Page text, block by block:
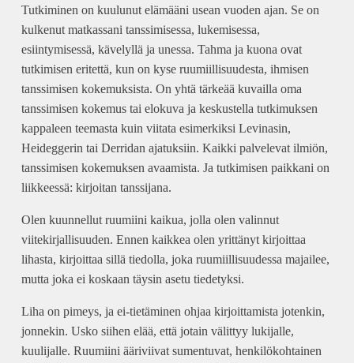
Tutkiminen on kuulunut elämääni usean vuoden ajan. Se on
kulkenut matkassani tanssimisessa, lukemisessa,
esiintymisessä, kävelyllä ja unessa. Tahma ja kuona ovat
tutkimisen eritettä, kun on kyse ruumiillisuudesta, ihmisen
tanssimisen kokemuksista. On yhtä tärkeää kuvailla oma
tanssimisen kokemus tai elokuva ja keskustella tutkimuksen
kappaleen teemasta kuin viitata esimerkiksi Levinasin,
Heideggerin tai Derridan ajatuksiin. Kaikki palvelevat ilmiön,
tanssimisen kokemuksen avaamista. Ja tutkimisen paikkani on
liikkeessä: kirjoitan tanssijana.
Olen kuunnellut ruumiini kaikua, jolla olen valinnut
viitekirjallisuuden. Ennen kaikkea olen yrittänyt kirjoittaa
lihasta, kirjoittaa sillä tiedolla, joka ruumiillisuudessa majailee,
mutta joka ei koskaan täysin asetu tiedetyksi.
Liha on pimeys, ja ei-tietäminen ohjaa kirjoittamista jotenkin,
jonnekin. Usko siihen elää, että jotain välittyy lukijalle,
kuulijalle. Ruumiini ääriviivat sumentuvat, henkilökohtainen